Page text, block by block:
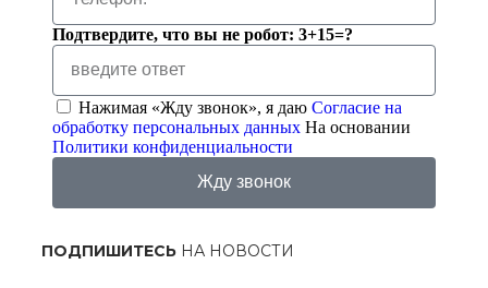
Подтвердите, что вы не робот: 3+15=?
Нажимая «Жду звонок», я даю Согласие на
обработку персональных данных На основании
Политики конфиденциальности
Жду звонок
ПОДПИШИТЕСЬ НА НОВОСТИ